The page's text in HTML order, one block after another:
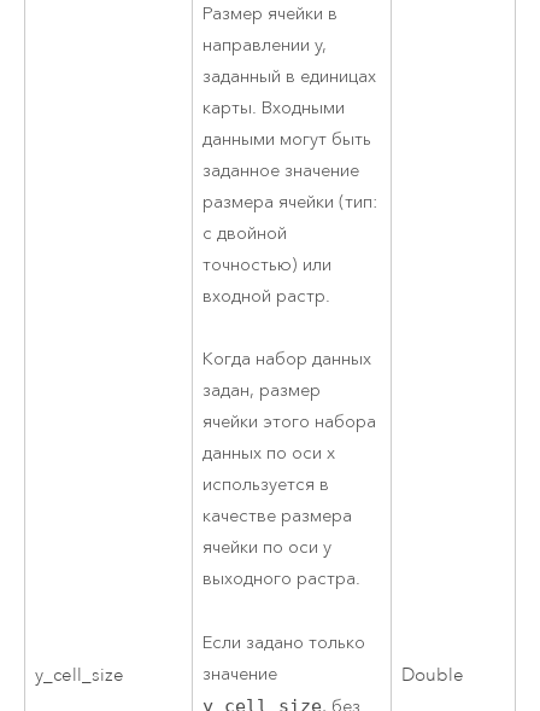
y_cell_size
Размер ячейки в
направлении y,
заданный в единицах
карты. Входными
данными могут быть
заданное значение
размера ячейки (тип:
с двойной
точностью) или
входной растр.
Когда набор данных
задан, размер
ячейки этого набора
данных по оси x
используется в
качестве размера
ячейки по оси y
выходного растра.
Если задано только
значение
y_cell_size, без
Double